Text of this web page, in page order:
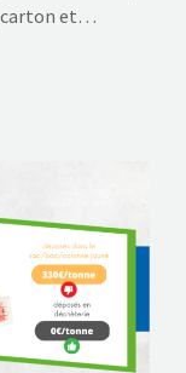
carton et…